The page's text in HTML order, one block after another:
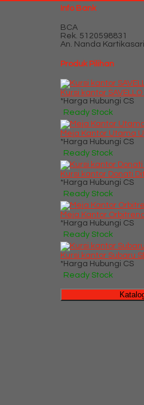
Info Bank
BCA
Rek. 5120598831
An. Nanda Kartikasari
Produk Pilihan
Kursi kantor
*Harga Hubungi CS
Ready Stock
Meja Kantor Utama
*Harga Hubungi CS
Ready Stock
Kursi kantor Donati
*Harga Hubungi CS
Ready Stock
Meja Kantor Orbitrend
*Harga Hubungi CS
Ready Stock
Kursi kantor Subaru
*Harga Hubungi CS
Ready Stock